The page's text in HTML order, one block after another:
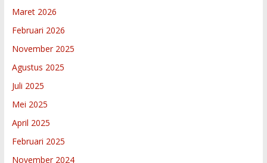
Maret 2026
Februari 2026
November 2025
Agustus 2025
Juli 2025
Mei 2025
April 2025
Februari 2025
November 2024